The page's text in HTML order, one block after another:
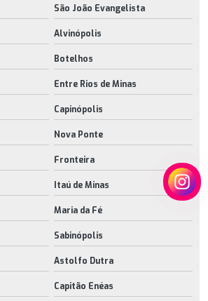
São João Evangelista
Alvinópolis
Botelhos
Entre Rios de Minas
Capinópolis
Nova Ponte
Fronteira
Itaú de Minas
Maria da Fé
Sabinópolis
Astolfo Dutra
Capitão Enéas